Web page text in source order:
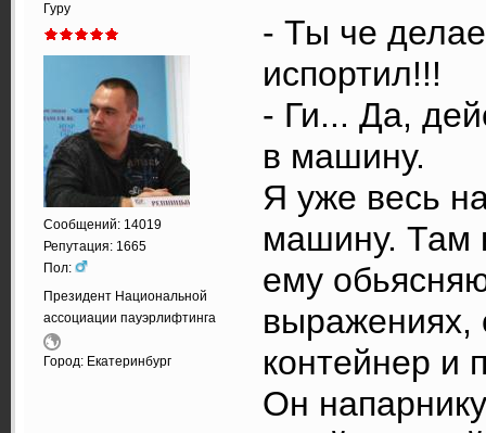
Гуру
Сообщений: 14019
Репутация: 1665
Пол:
Президент Национальной
ассоциации пауэрлифтинга
Город: Екатеринбург
- Ты че
испортил!!!
- Ги... Да,
в машину.
Я уже весь
машину. Там
ему
выражениях,
контейнер и
Он